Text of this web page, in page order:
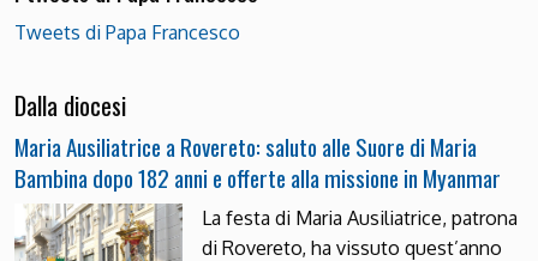
Tweets di Papa Francesco
Dalla diocesi
Maria Ausiliatrice a Rovereto: saluto alle Suore di Maria
Bambina dopo 182 anni e offerte alla missione in Myanmar
La festa di Maria Ausiliatrice, patrona
di Rovereto, ha vissuto quest’anno